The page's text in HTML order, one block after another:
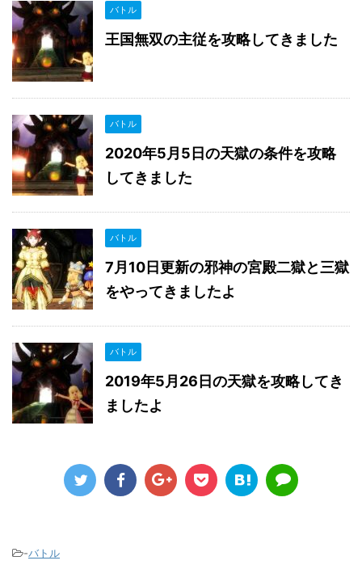
バトル
王国無双の主従を攻略してきました
バトル
2020年5月5日の天獄の条件を攻略
してきました
バトル
7月10日更新の邪神の宮殿二獄と三獄
をやってきましたよ
バトル
2019年5月26日の天獄を攻略してき
ましたよ
-バトル